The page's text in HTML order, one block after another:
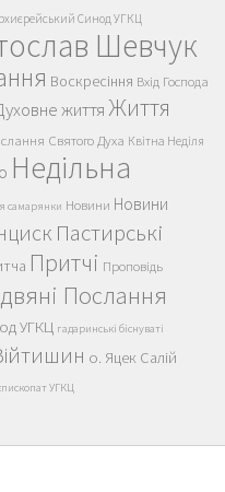
Синод УГКЦ
Шевчук
Воскресіння Вхід Господа
життяЖиття
Святого Духа Квітна Неділя
Недільна
самарянки Новини Новини
Пастирські
Притчі Проповідь
Послання
УГКЦ гадаринські біснуваті
о. Яцек Салій
УГКЦ